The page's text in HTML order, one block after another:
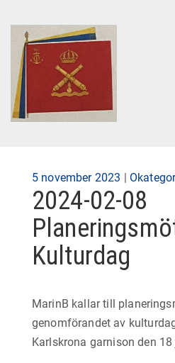
Publicerad
på
5 november 2023
2024-02-08
Kulturdag
MarinB kallar till
genomförandet av
Karlskrona garnison den 18